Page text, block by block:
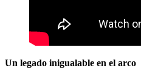
Un legado inigualable en el arco